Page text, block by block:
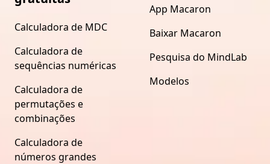
Calculadora de MDC
Calculadora de
sequências numéricas
Calculadora de
permutações e
combinações
Calculadora de
números grandes
App Macaron
Baixar Macaron
Pesquisa do MindLab
Modelos